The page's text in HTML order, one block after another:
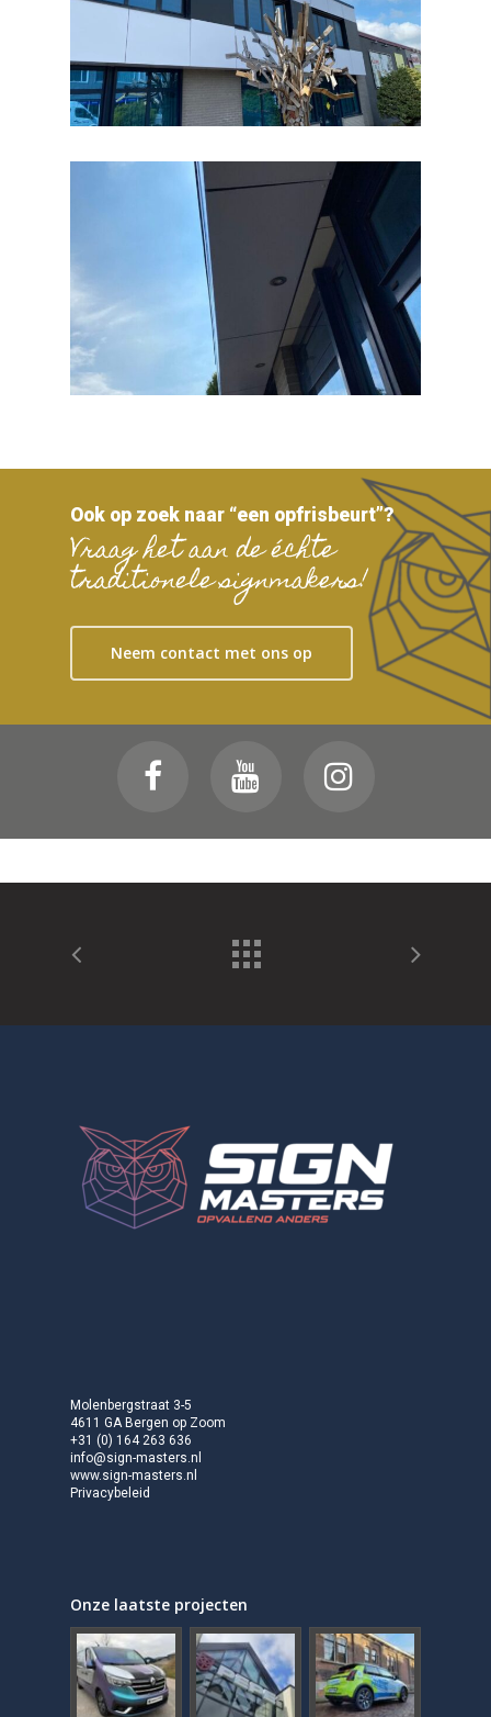
Ook op zoek naar “een opfrisbeurt”?
Vraag het aan de échte
traditionele signmakers!
Neem contact met ons op
Molenbergstraat 3-5
4611 GA Bergen op Zoom
+31 (0) 164 263 636
info@sign-masters.nl
www.sign-masters.nl
Privacybeleid
Onze laatste projecten